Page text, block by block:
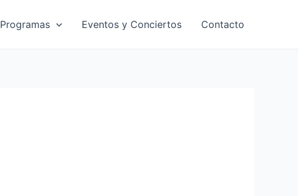
Programas Eventos y Conciertos Contacto